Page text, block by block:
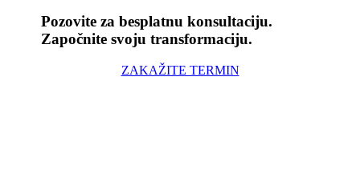
Pozovite za besplatnu konsultaciju.
Započnite svoju transformaciju.
ZAKAŽITE TERMIN